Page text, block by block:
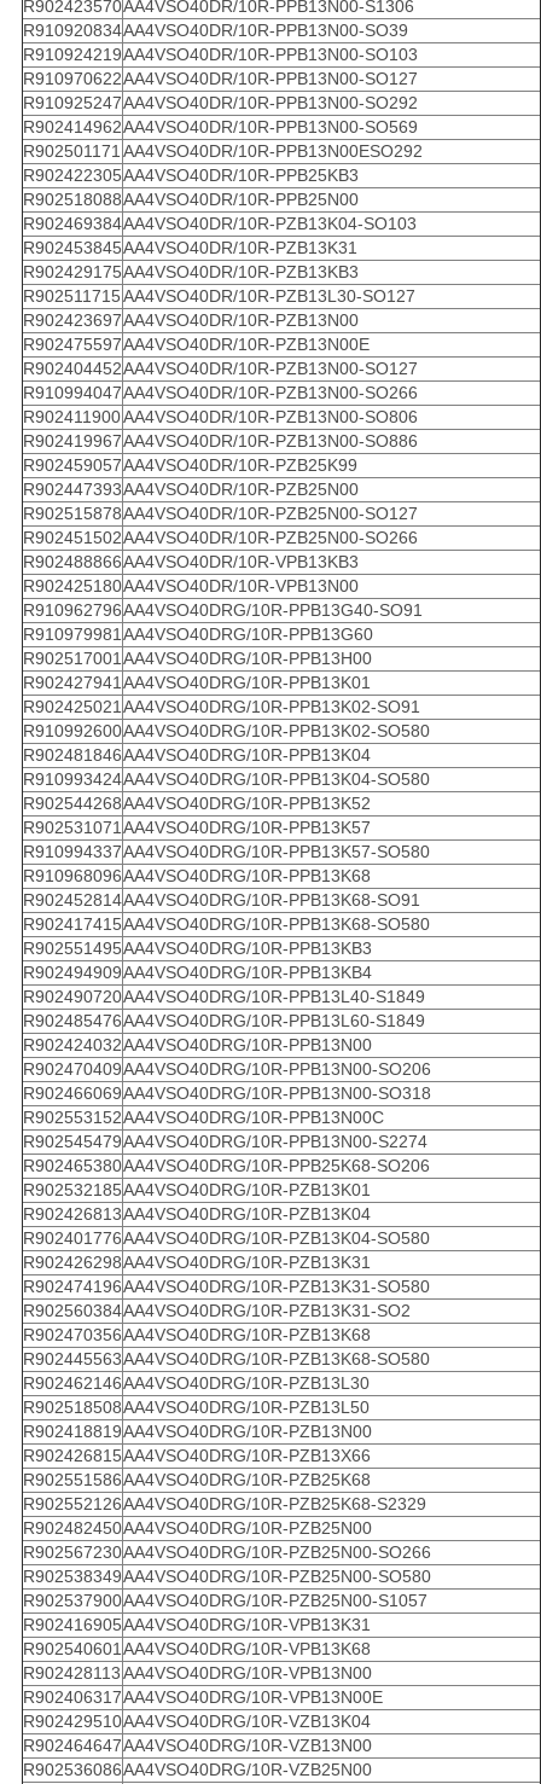
R902423570AA4VSO40DR/10R-PPB13N00-S1306
R910920834AA4VSO40DR/10R-PPB13N00-SO39
R910924219AA4VSO40DR/10R-PPB13N00-SO103
R910970622AA4VSO40DR/10R-PPB13N00-SO127
R910925247AA4VSO40DR/10R-PPB13N00-SO292
R902414962AA4VSO40DR/10R-PPB13N00-SO569
R902501171 AA4VSO40DR/10R-PPB13N00ESO292
R902422305AA4VSO40DR/10R-PPB25KB3
R902518088AA4VSO40DR/10R-PPB25N00
R902469384AA4VSO40DR/10R-PZB13K04-SO103
R902453845AA4VSO40DR/10R-PZB13K31
R902429175AA4VSO40DR/10R-PZB13KB3
R902511715AA4VSO40DR/10R-PZB13L30-SO127
R902423697AA4VSO40DR/10R-PZB13N00
R902475597AA4VSO40DR/10R-PZB13N00E
R902404452AA4VSO40DR/10R-PZB13N00-SO127
R910994047AA4VSO40DR/10R-PZB13N00-SO266
R902411900AA4VSO40DR/10R-PZB13N00-SO806
R902419967AA4VSO40DR/10R-PZB13N00-SO886
R902459057AA4VSO40DR/10R-PZB25K99
R902447393AA4VSO40DR/10R-PZB25N00
R902515878AA4VSO40DR/10R-PZB25N00-SO127
R902451502AA4VSO40DR/10R-PZB25N00-SO266
R902488866AA4VSO40DR/10R-VPB13KB3
R902425180AA4VSO40DR/10R-VPB13N00
R910962796AA4VSO40DRG/10R-PPB13G40-SO91
R910979981 AA4VSO40DRG/10R-PPB13G60
R902517001 AA4VSO40DRG/10R-PPB13H00
R902427941 AA4VSO40DRG/10R-PPB13K01
R902425021 AA4VSO40DRG/10R-PPB13K02-SO91
R910992600AA4VSO40DRG/10R-PPB13K02-SO580
R902481846AA4VSO40DRG/10R-PPB13K04
R910993424AA4VSO40DRG/10R-PPB13K04-SO580
R902544268AA4VSO40DRG/10R-PPB13K52
R902531071 AA4VSO40DRG/10R-PPB13K57
R910994337AA4VSO40DRG/10R-PPB13K57-SO580
R910968096AA4VSO40DRG/10R-PPB13K68
R902452814AA4VSO40DRG/10R-PPB13K68-SO91
R902417415AA4VSO40DRG/10R-PPB13K68-SO580
R902551495AA4VSO40DRG/10R-PPB13KB3
R902494909AA4VSO40DRG/10R-PPB13KB4
R902490720AA4VSO40DRG/10R-PPB13L40-S1849
R902485476AA4VSO40DRG/10R-PPB13L60-S1849
R902424032AA4VSO40DRG/10R-PPB13N00
R902470409AA4VSO40DRG/10R-PPB13N00-SO206
R902466069AA4VSO40DRG/10R-PPB13N00-SO318
R902553152AA4VSO40DRG/10R-PPB13N00C
R902545479AA4VSO40DRG/10R-PPB13N00-S2274
R902465380AA4VSO40DRG/10R-PPB25K68-SO206
R902532185AA4VSO40DRG/10R-PZB13K01
R902426813AA4VSO40DRG/10R-PZB13K04
R902401776AA4VSO40DRG/10R-PZB13K04-SO580
R902426298AA4VSO40DRG/10R-PZB13K31
R902474196AA4VSO40DRG/10R-PZB13K31-SO580
R902560384AA4VSO40DRG/10R-PZB13K31-SO2
R902470356AA4VSO40DRG/10R-PZB13K68
R902445563AA4VSO40DRG/10R-PZB13K68-SO580
R902462146AA4VSO40DRG/10R-PZB13L30
R902518508AA4VSO40DRG/10R-PZB13L50
R902418819AA4VSO40DRG/10R-PZB13N00
R902426815AA4VSO40DRG/10R-PZB13X66
R902551586AA4VSO40DRG/10R-PZB25K68
R902552126AA4VSO40DRG/10R-PZB25K68-S2329
R902482450AA4VSO40DRG/10R-PZB25N00
R902567230AA4VSO40DRG/10R-PZB25N00-SO266
R902538349AA4VSO40DRG/10R-PZB25N00-SO580
R902537900AA4VSO40DRG/10R-PZB25N00-S1057
R902416905AA4VSO40DRG/10R-VPB13K31
R902540601 AA4VSO40DRG/10R-VPB13K68
R902428113AA4VSO40DRG/10R-VPB13N00
R902406317AA4VSO40DRG/10R-VPB13N00E
R902429510AA4VSO40DRG/10R-VZB13K04
R902464647AA4VSO40DRG/10R-VZB13N00
R902536086AA4VSO40DRG/10R-VZB25N00